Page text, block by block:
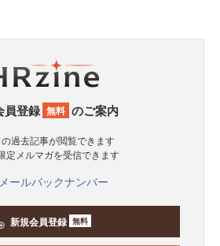
員登録 無料 のご案内
の過去記事が閲覧できます
定メルマガを受信できます
メールバックナンバー
新規会員登録 無料